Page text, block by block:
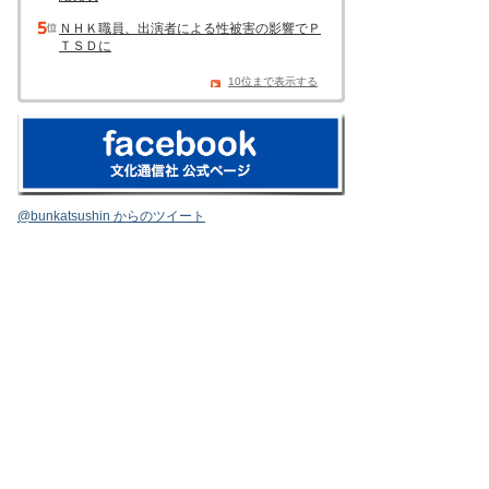
ＮＨＫ職員、出演者による性被害の影響でＰ
ＴＳＤに
10位まで表示する
@bunkatsushin からのツイート